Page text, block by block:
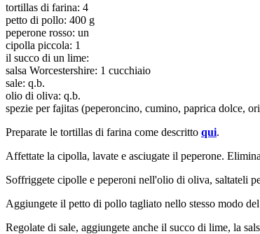
tortillas di farina: 4
petto di pollo: 400 g
peperone rosso: un
cipolla piccola: 1
il succo di un lime:
salsa Worcestershire: 1 cucchiaio
sale: q.b.
olio di oliva: q.b.
spezie per fajitas (peperoncino, cumino, paprica dolce,
Preparate le tortillas di farina come descritto qui.
Affettate la cipolla, lavate e asciugate il peperone.
Soffriggete cipolle e peperoni nell'olio di oliva, saltateli
Aggiungete il petto di pollo tagliato nello stesso modo
Regolate di sale, aggiungete anche il succo di lime, la